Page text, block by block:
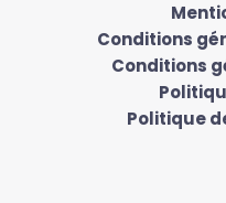
Conditions
Conditions
Politique